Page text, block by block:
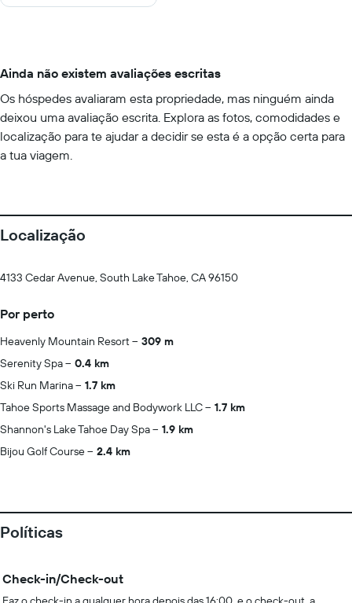
Ainda não existem avaliações escritas
Os hóspedes avaliaram esta propriedade, mas ninguém ainda
deixou uma avaliação escrita. Explora as fotos, comodidades e
localização para te ajudar a decidir se esta é a opção certa para
a tua viagem.
Localização
4133 Cedar Avenue, South Lake Tahoe, CA 96150
Por perto
Heavenly Mountain Resort
309 m
Serenity Spa
0.4 km
Ski Run Marina
1.7 km
Tahoe Sports Massage and Bodywork LLC
1.7 km
Shannon's Lake Tahoe Day Spa
1.9 km
Bijou Golf Course
2.4 km
Políticas
Check-in/Check-out